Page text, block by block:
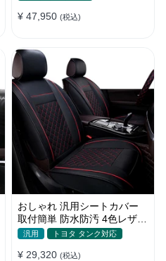
¥ 47,950 (税込)
おしゃれ 汎用シートカバー
取付簡単 防水防汚 4色レザー
耐久性抜群 軽/普自動車 SUV
汎用 トヨタ タンク対応
¥ 29,320 (税込)